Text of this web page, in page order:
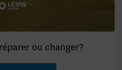
ou changer?